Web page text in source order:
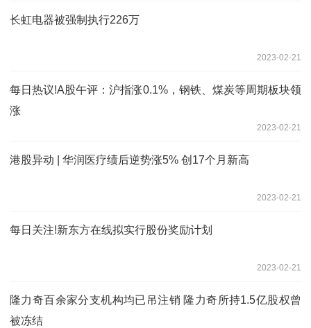
长虹电器被强制执行226万
2023-02-21
每日热议!A股午评：沪指涨0.1%，钢铁、煤炭等周期板块领
涨
2023-02-21
港股异动 | 华润医疗绩后逆势涨5% 创17个月新高
2023-02-21
每日关注!新东方在线拟实行股份奖励计划
2023-02-21
隆力奇百余家分支机构均已吊注销 隆力奇所持1.5亿股权曾
被冻结